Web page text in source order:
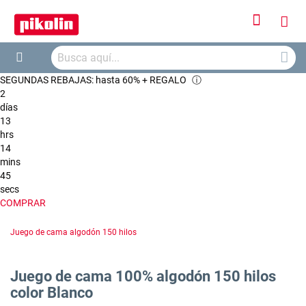
Iniciar
Buscar
SEGUNDAS REBAJAS: hasta 60% + REGALO ⓘ
2
días
13
hrs
14
mins
44
secs
COMPRAR
Juego de cama algodón 150 hilos
Juego de cama 100% algodón 150 hilos
color Blanco